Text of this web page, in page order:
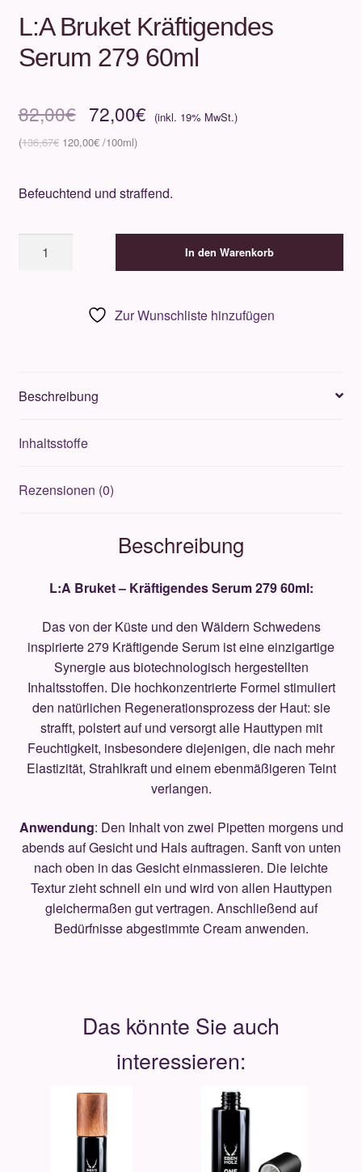
L:A Bruket Kräftigendes
Serum 279 60ml
82,00€ Ursprünglicher
Preis
82,00€
72,00€
Aktueller
136,67€ 120,00€
Befeuchtend und straffend.
Bruket
In den Warenkorb
Zur Wunschliste hinzufügen
Beschreibung
Inhaltsstoffe
Rezensionen (0)
Beschreibung
L:A Bruket – Kräftigendes Serum 279 60ml:
Das von der Küste und den Wäldern Schwedens
inspirierte 279 Kräftigende Serum ist eine einzigartige
Synergie aus biotechnologisch hergestellten
Inhaltsstoffen. Die hochkonzentrierte Formel stimuliert
den natürlichen Regenerationsprozess der Haut: sie
strafft, polstert auf und versorgt alle Hauttypen mit
Feuchtigkeit, insbesondere diejenigen, die nach mehr
Elastizität, Strahlkraft und einem ebenmäßigeren Teint
verlangen.
Anwendung: Den Inhalt von zwei Pipetten morgens und
abends auf Gesicht und Hals auftragen. Sanft von unten
nach oben in das Gesicht einmassieren. Die leichte
Textur zieht schnell ein und wird von allen Hauttypen
gleichermaßen gut vertragen. Anschließend auf
Bedürfnisse abgestimmte Cream anwenden.